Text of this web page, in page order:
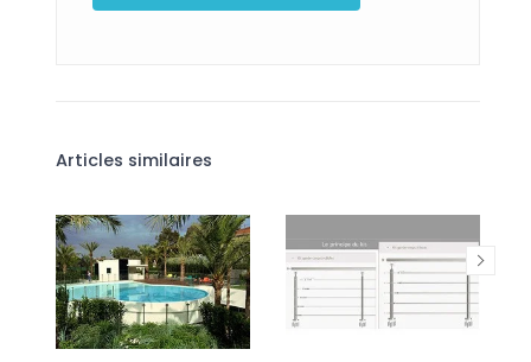
Articles similaires